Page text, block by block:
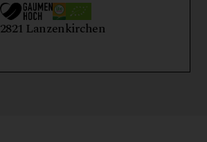
2821 Lanzenkirchen